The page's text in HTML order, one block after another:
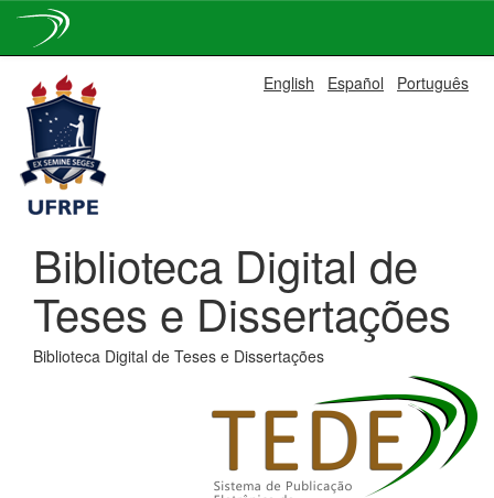
navigation
English Español Português
Biblioteca Digital de
Teses e Dissertações
Biblioteca Digital de Teses e Dissertações